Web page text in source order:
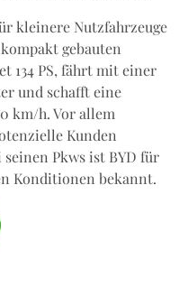
kleinere Nutzfahrzeuge
gebauten
134 PS, fährt mit einer
und schafft eine
km/h. Vor allem
Kunden
Pkws ist BYD für
Konditionen bekannt.